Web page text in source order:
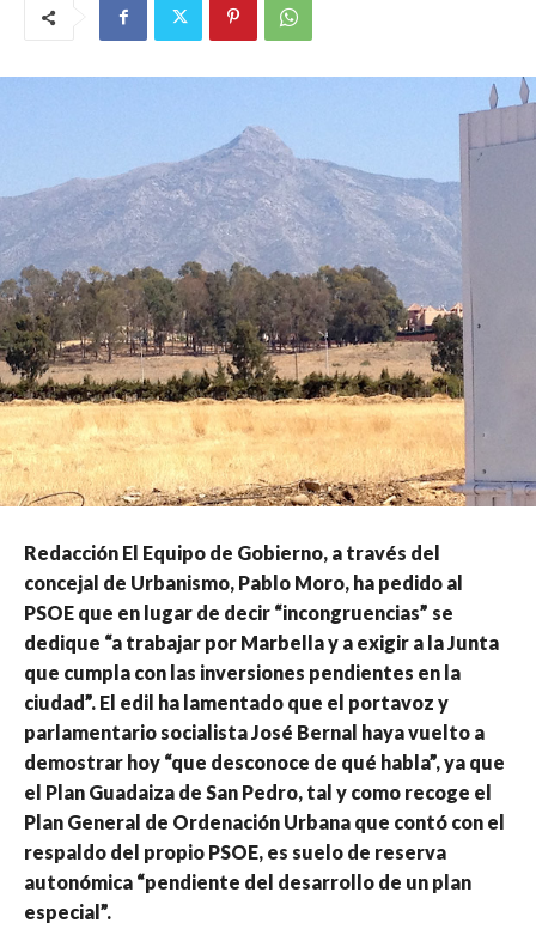
Redacción El Equipo de Gobierno, a través del
concejal de Urbanismo, Pablo Moro, ha pedido al
PSOE que en lugar de decir “incongruencias” se
dedique “a trabajar por Marbella y a exigir a la Junta
que cumpla con las inversiones pendientes en la
ciudad”. El edil ha lamentado que el portavoz y
parlamentario socialista José Bernal haya vuelto a
demostrar hoy “que desconoce de qué habla”, ya que
el Plan Guadaiza de San Pedro, tal y como recoge el
Plan General de Ordenación Urbana que contó con el
respaldo del propio PSOE, es suelo de reserva
autonómica “pendiente del desarrollo de un plan
especial”.